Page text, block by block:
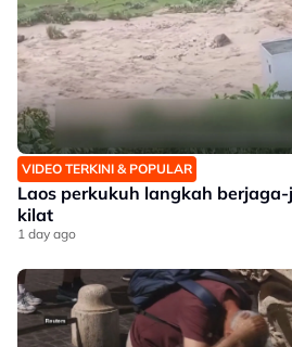
VIDEO TERKINI & POPULAR
Laos perkukuh langkah
kilat
1 day ago